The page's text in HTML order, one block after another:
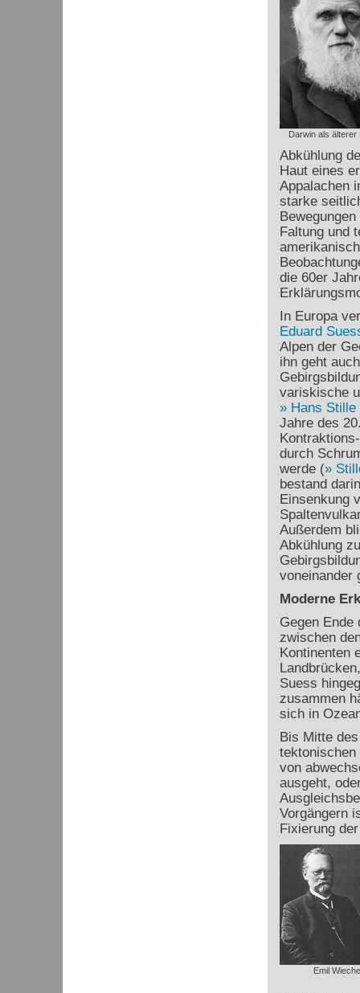
Darwin als älterer
Abkühlung
Haut eines
Appalachen
starke
Faltung und
die 60er
In Europa
Eduard
Alpen der
ihn geht
variskische
Hans Stille
Jahre des
durch
werde (
bestand
Einsenkung
Außerdem
Abkühlung
voneinander
Moderne
Gegen Ende
zwischen
Kontinenten
Suess
zusammen
sich in
Bis Mitte
tektonischen
von
ausgeht,
Vorgängern
Fixierung
Emil